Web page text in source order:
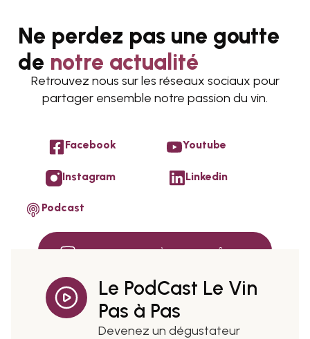
Ne perdez pas une goutte
de notre actualité
Retrouvez nous sur les réseaux sociaux pour
partager ensemble notre passion du vin.
Facebook Youtube
Instagram Linkedin
Podcast
S’ABONNER À MA CHAÎNE
Le PodCast Le Vin
Pas à Pas
Devenez un dégustateur